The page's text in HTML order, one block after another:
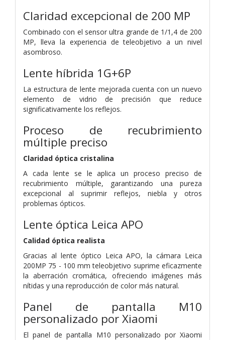
Claridad excepcional de 200 MP
Combinado con el sensor ultra grande de 1/1,4 de 200
MP, lleva la experiencia de teleobjetivo a un nivel
asombroso.
Lente híbrida 1G+6P
La estructura de lente mejorada cuenta con un nuevo
elemento de vidrio de precisión que reduce
significativamente los reflejos.
Proceso de recubrimiento
múltiple preciso
Claridad óptica cristalina
A cada lente se le aplica un proceso preciso de
recubrimiento múltiple, garantizando una pureza
excepcional al suprimir reflejos, niebla y otros
problemas ópticos.
Lente óptica Leica APO
Calidad óptica realista
Gracias al lente óptico Leica APO, la cámara Leica
200MP 75 - 100 mm teleobjetivo suprime eficazmente
la aberración cromática, ofreciendo imágenes más
nítidas y una reproducción de color más natural.
Panel de pantalla M10
personalizado por Xiaomi
El panel de pantalla M10 personalizado por Xiaomi